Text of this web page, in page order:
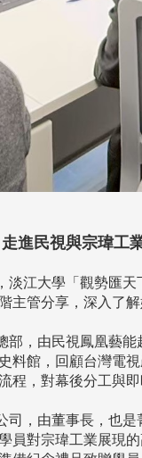
走進民視與宗瑋工
江大學「觀勢匯
主管分享，深入了
，由民視鳳凰藝
料館，回顧台灣電
程，對幕後分工與即
，由董事長，也
員對宗瑋工業展現